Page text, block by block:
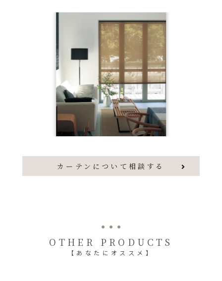
カーテンについて相談する
OTHER PRODUCTS
【あなたにオススメ】